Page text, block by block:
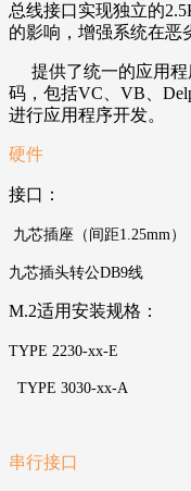
总线接口实现独立的
的影响，增强系统在恶
提供了统一的应用
码，包括VC VB
进行应用程序开发。
硬件
接口：
九芯插座（间距1.25mm ）
九芯插头转公DB9线
M.2适用安装规格 ：
TYPE 2230-xx-E
TYPE 3030-xx-A
串行接口